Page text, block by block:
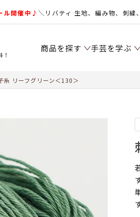
ル開催中♪＼リバティ 生地、編み物、刺繍
商品を探す 手芸を学ぶ
糸 リーフグリーン＜130＞